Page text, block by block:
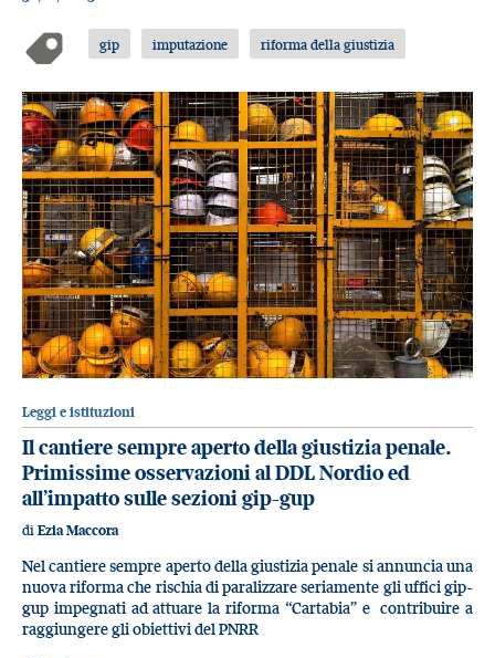
gip imputazione riforma della giustizia
Leggi e istituzioni
Il cantiere sempre aperto della giustizia penale.
Primissime osservazioni al DDL Nordio ed
all’impatto sulle sezioni gip-gup
di Ezia Maccora
Nel cantiere sempre aperto della giustizia penale si annuncia una
nuova riforma che rischia di paralizzare seriamente gli uffici gip-
gup impegnati ad attuare la riforma “Cartabia” e contribuire a
raggiungere gli obiettivi del PNRR